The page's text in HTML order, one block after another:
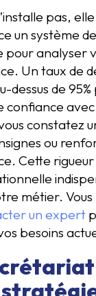
pas,
un système
pour analyser
Un taux de
dessus de
confiance
constatez
ou
Cette rigueur
métier. Vous
un expert
besoins